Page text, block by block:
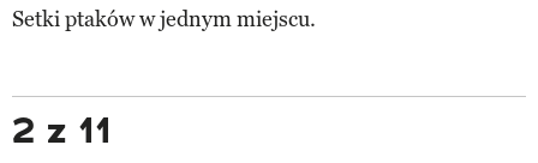
Setki ptaków w jednym miejscu.
2 z 11